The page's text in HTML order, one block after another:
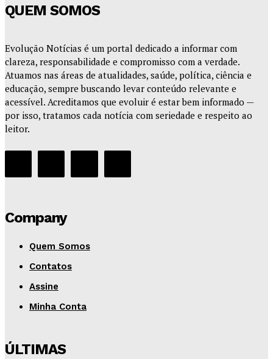
QUEM SOMOS
Evolução Notícias é um portal dedicado a informar com
clareza, responsabilidade e compromisso com a verdade.
Atuamos nas áreas de atualidades, saúde, política, ciência e
educação, sempre buscando levar conteúdo relevante e
acessível. Acreditamos que evoluir é estar bem informado —
por isso, tratamos cada notícia com seriedade e respeito ao
leitor.
Company
Quem Somos
Contatos
Assine
Minha Conta
ÚLTIMAS